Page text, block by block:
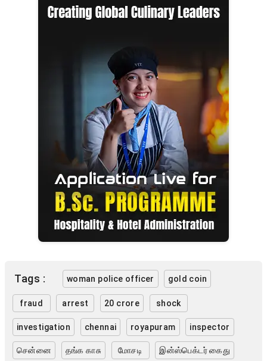
Tags : woman police officer gold coin
fraud arrest 20 crore shock
investigation chennai royapuram inspector
சென்னை தங்க காசு மோசடி இன்ஸ்பெக்டர் கைது